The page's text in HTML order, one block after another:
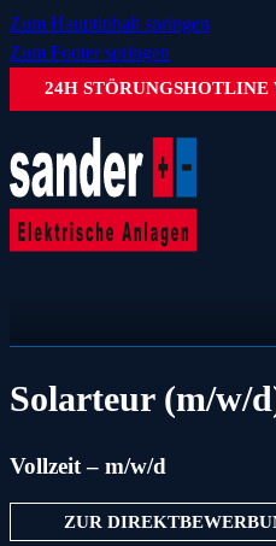
Zum Hauptinhalt springen
Zum Footer springen
24H
Solarteur (m/w/
Vollzeit – m/w/d
ZUR